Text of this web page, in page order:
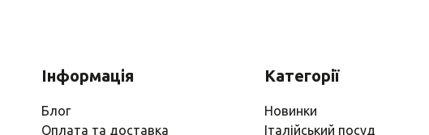
Інформація
Блог
Оплата та доставка
Категорії
Новинки
Італійський посуд